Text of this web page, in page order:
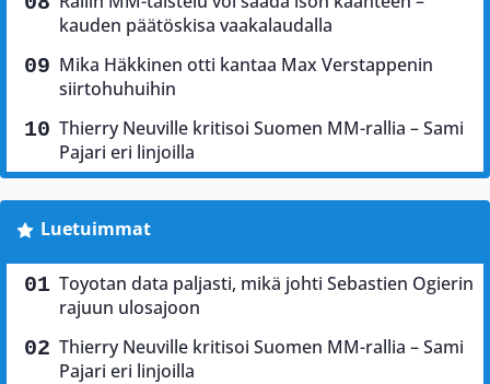
kauden päätöskisa vaakalaudalla
Mika Häkkinen otti kantaa Max Verstappenin
siirtohuhuihin
Thierry Neuville kritisoi Suomen MM-rallia – Sami
Pajari eri linjoilla
Luetuimmat
Toyotan data paljasti, mikä johti Sebastien Ogierin
rajuun ulosajoon
Thierry Neuville kritisoi Suomen MM-rallia – Sami
Pajari eri linjoilla